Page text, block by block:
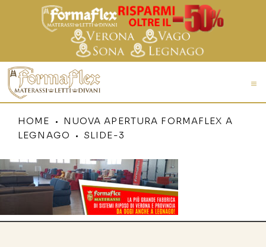
HOME
NUOVA APERTURA FORMAFLEX A
LEGNAGO
SLIDE-3